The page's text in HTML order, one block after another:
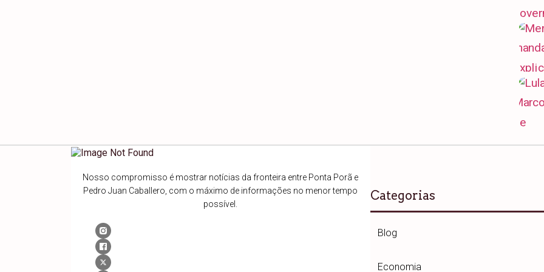
Nosso compromisso é mostrar notícias da fronteira entre Ponta Porã e
Pedro Juan Caballero, com o máximo de informações no menor tempo
possível.
Categorias
Blog
Economia